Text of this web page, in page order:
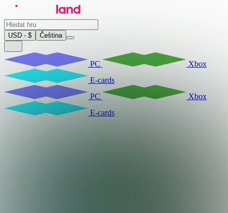
USD - $ Čeština
PC
Xbox
E-cards
PC
Xbox
E-cards